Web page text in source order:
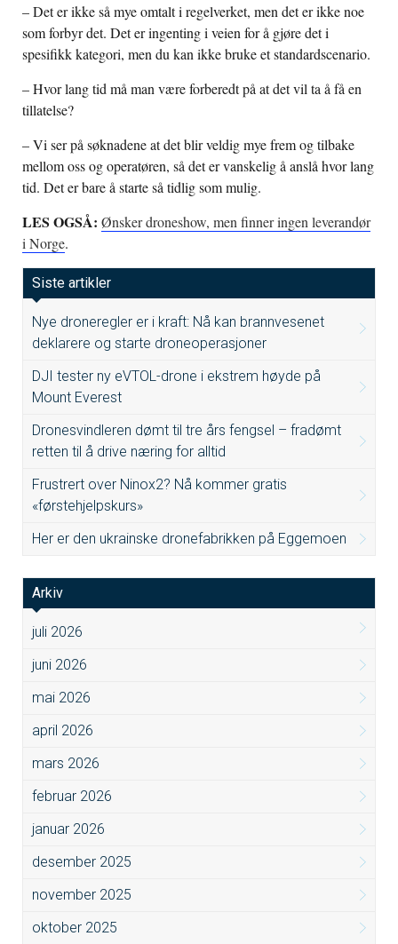
– Det er ikke så mye omtalt i regelverket, men det er ikke noe
som forbyr det. Det er ingenting i veien for å gjøre det i
spesifikk kategori, men du kan ikke bruke et standardscenario.
– Hvor lang tid må man være forberedt på at det vil ta å få en
tillatelse?
– Vi ser på søknadene at det blir veldig mye frem og tilbake
mellom oss og operatøren, så det er vanskelig å anslå hvor lang
tid. Det er bare å starte så tidlig som mulig.
LES OGSÅ: Ønsker droneshow, men finner ingen leverandør
i Norge.
Siste artikler
Nye droneregler er i kraft: Nå kan brannvesenet
deklarere og starte droneoperasjoner
DJI tester ny eVTOL-drone i ekstrem høyde på
Mount Everest
Dronesvindleren dømt til tre års fengsel – fradømt
retten til å drive næring for alltid
Frustrert over Ninox2? Nå kommer gratis
«førstehjelpskurs»
Her er den ukrainske dronefabrikken på Eggemoen
Arkiv
juli 2026
juni 2026
mai 2026
april 2026
mars 2026
februar 2026
januar 2026
desember 2025
november 2025
oktober 2025